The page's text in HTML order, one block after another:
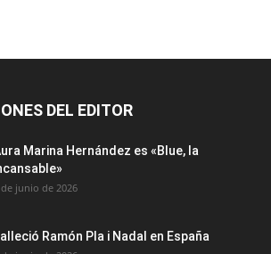
DEL EDITOR
Marina Hernández es «Blue, la
junio de 2026
Ramón Pla i Nadal en España